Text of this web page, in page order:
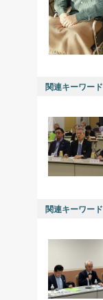
関連キーワード
関連キーワード